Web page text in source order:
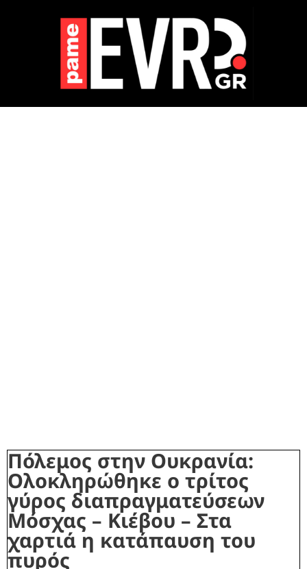
Πόλεμος στην Ουκρανία:
Ολοκληρώθηκε ο τρίτος
γύρος διαπραγματεύσεων
Μόσχας – Κιέβου – Στα
χαρτιά η κατάπαυση του
πυρός